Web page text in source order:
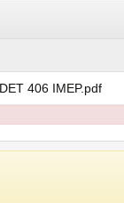
406 IMEP.pdf